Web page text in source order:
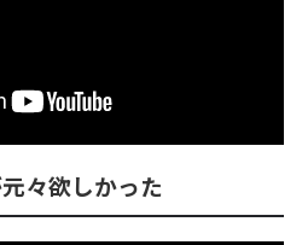
々欲しかった